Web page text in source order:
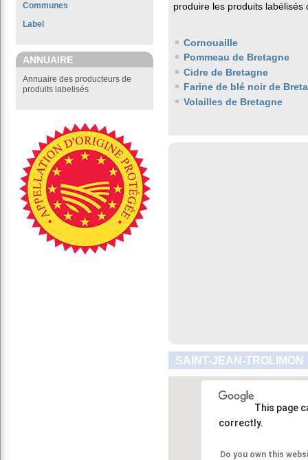
Communes
Label
ANNUAIRE
Annuaire des producteurs de
produits labelisés
produire les produits labélisés
Cornouaille
Pommeau de Bretagne
Cidre de Bretagne
Farine de blé noir de
Volailles de Bretagne
SAINT-JEAN-
This page
correctly.
Do you own this